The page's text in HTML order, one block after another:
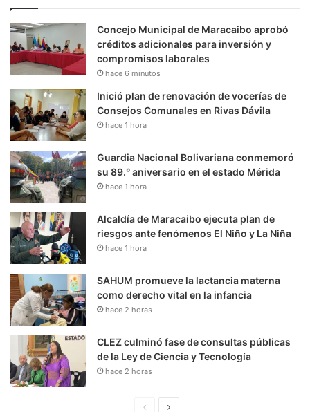
Concejo Municipal de Maracaibo aprobó
créditos adicionales para inversión y
compromisos laborales
hace 6 minutos
Inició plan de renovación de vocerías de
Consejos Comunales en Rivas Dávila
hace 1 hora
Guardia Nacional Bolivariana conmemoró
su 89.° aniversario en el estado Mérida
hace 1 hora
Alcaldía de Maracaibo ejecuta plan de
riesgos ante fenómenos El Niño y La Niña
hace 1 hora
SAHUM promueve la lactancia materna
como derecho vital en la infancia
hace 2 horas
CLEZ culminó fase de consultas públicas
de la Ley de Ciencia y Tecnología
hace 2 horas